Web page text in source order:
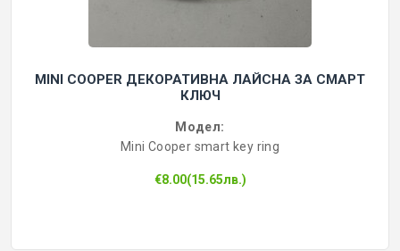
MINI COOPER ДЕКОРАТИВНА ЛАЙСНА ЗА СМАРТ
КЛЮЧ
Модел:
Mini Cooper smart key ring
€8.00(15.65лв.)